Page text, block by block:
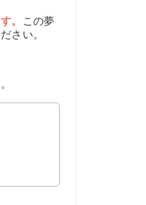
。
この夢
さい。